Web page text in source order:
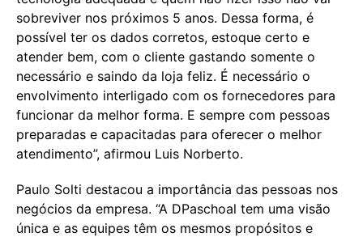
sobreviver nos próximos 5 anos. Dessa forma, é
possível ter os dados corretos, estoque certo e
atender bem, com o cliente gastando somente o
necessário e saindo da loja feliz. É necessário o
envolvimento interligado com os fornecedores para
funcionar da melhor forma. E sempre com pessoas
preparadas e capacitadas para oferecer o melhor
atendimento”, afirmou Luis Norberto.
Paulo Solti destacou a importância das pessoas nos
negócios da empresa. “A DPaschoal tem uma visão
única e as equipes têm os mesmos propósitos e